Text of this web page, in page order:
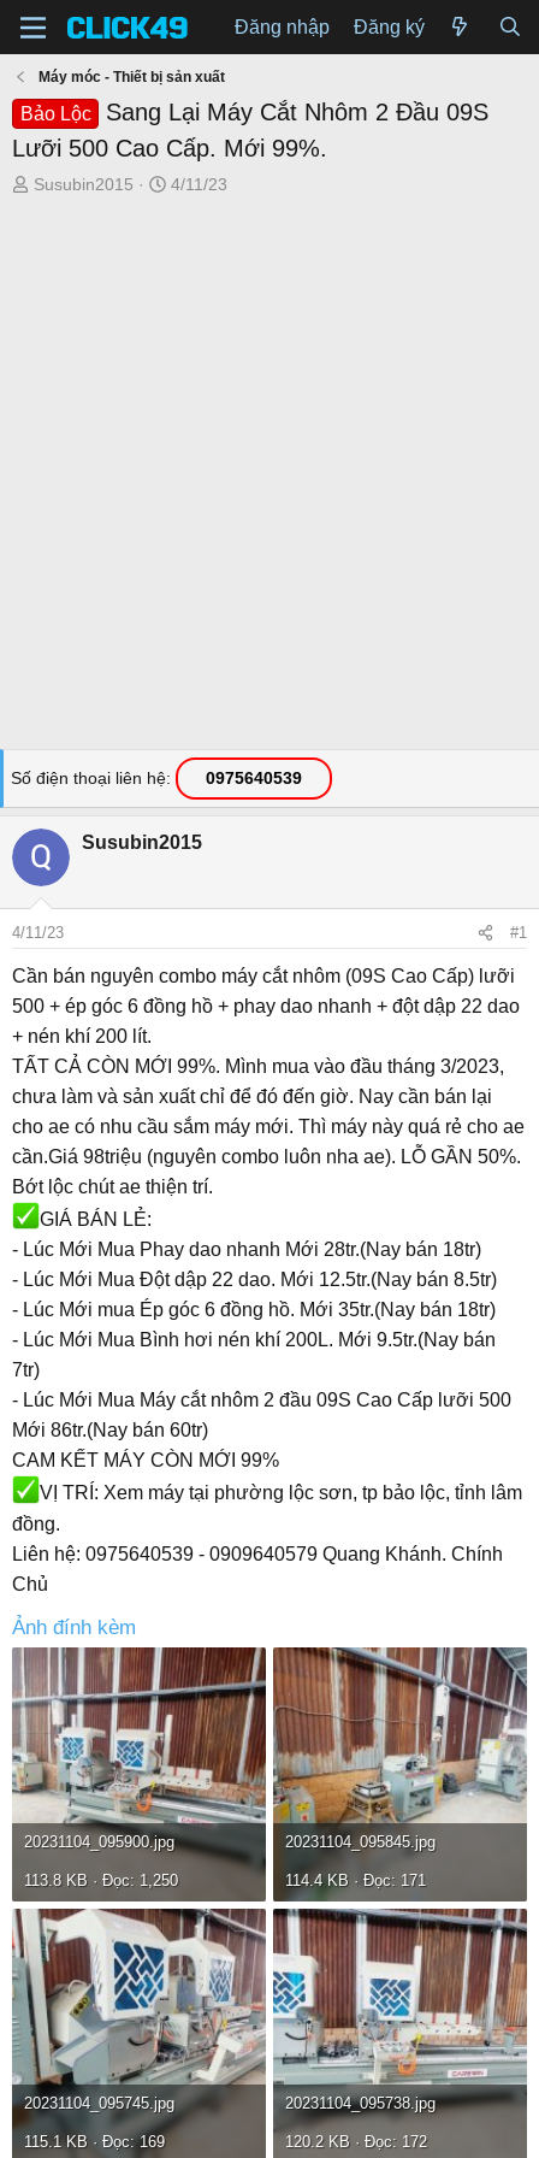
Đăng nhập Đăng ký
Máy móc - Thiết bị sản xuất
Bảo Lộc
Sang Lại Máy Cắt Nhôm 2 Đầu 09S
Lưỡi 500 Cao Cấp. Mới 99%.
T
Susubin2015
N
4/11/23
Số điện thoại liên hệ 0975640539
Susubin2015
4/11/23 #1
Cần bán nguyên combo máy cắt nhôm (09S Cao Cấp) lưỡi
500 + ép góc 6 đồng hồ + phay dao nhanh + đột dập 22 dao
+ nén khí 200 lít.
TẤT CẢ CÒN MỚI 99%. Mình mua vào đầu tháng 3/2023,
chưa làm và sản xuất chỉ để đó đến giờ. Nay cần bán lại
cho ae có nhu cầu sắm máy mới. Thì máy này quá rẻ cho ae
cần.Giá 98triệu (nguyên combo luôn nha ae). LỖ GẦN 50%.
Bớt lộc chút ae thiện trí.
️GIÁ BÁN LẺ:
- Lúc Mới Mua Phay dao nhanh Mới 28tr.(Nay bán 18tr)
- Lúc Mới Mua Đột dập 22 dao. Mới 12.5tr.(Nay bán 8.5tr)
- Lúc Mới mua Ép góc 6 đồng hồ. Mới 35tr.(Nay bán 18tr)
- Lúc Mới Mua Bình hơi nén khí 200L. Mới 9.5tr.(Nay bán
7tr)
- Lúc Mới Mua Máy cắt nhôm 2 đầu 09S Cao Cấp lưỡi 500
Mới 86tr.(Nay bán 60tr)
CAM KẾT MÁY CÒN MỚI 99%
️VỊ TRÍ: Xem máy tại phường lộc sơn, tp bảo lộc, tỉnh lâm
đồng.
Liên hệ: 0975640539 - 0909640579 Quang Khánh. Chính
Chủ
Ảnh đính kèm
20231104_095900.jpg
113.8 KB · Đọc: 1,250
20231104_095845.jpg
114.4 KB · Đọc: 171
20231104_095745.jpg
115.1 KB · Đọc: 169
20231104_095738.jpg
120.2 KB · Đọc: 172